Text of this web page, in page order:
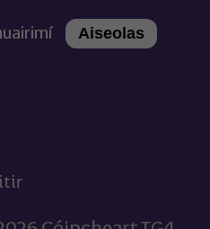
Aiseolas